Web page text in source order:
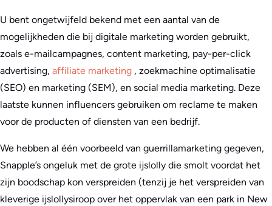
U bent ongetwijfeld bekend met een aantal van de
mogelijkheden die bij digitale marketing worden gebruikt,
zoals e-mailcampagnes, content marketing, pay-per-click
advertising, affiliate marketing , zoekmachine optimalisatie
(SEO) en marketing (SEM), en social media marketing. Deze
laatste kunnen influencers gebruiken om reclame te maken
voor de producten of diensten van een bedrijf.
We hebben al één voorbeeld van guerrillamarketing gegeven,
Snapple’s ongeluk met de grote ijslolly die smolt voordat het
zijn boodschap kon verspreiden (tenzij je het verspreiden van
kleverige ijslollysiroop over het oppervlak van een park in New